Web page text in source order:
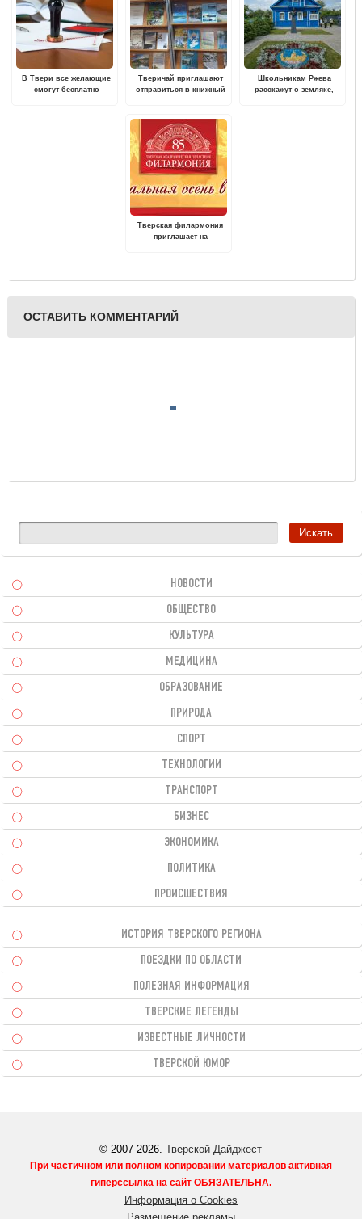
В Твери все желающие
смогут бесплатно
Тверичай приглашают
отправиться в книжный
Школьникам Ржева
расскажут о земляке,
Тверская филармония
приглашает на
ОСТАВИТЬ КОММЕНТАРИЙ
НОВОСТИ
ОБЩЕСТВО
КУЛЬТУРА
МЕДИЦИНА
ОБРАЗОВАНИЕ
ПРИРОДА
СПОРТ
ТЕХНОЛОГИИ
ТРАНСПОРТ
БИЗНЕС
ЭКОНОМИКА
ПОЛИТИКА
ПРОИСШЕСТВИЯ
ИСТОРИЯ ТВЕРСКОГО РЕГИОНА
ПОЕЗДКИ ПО ОБЛАСТИ
ПОЛЕЗНАЯ ИНФОРМАЦИЯ
ТВЕРСКИЕ ЛЕГЕНДЫ
ИЗВЕСТНЫЕ ЛИЧНОСТИ
ТВЕРСКОЙ ЮМОР
© 2007-2026.Тверской Дайджест
При частичном или полном копировании материалов активная
гиперссылка на сайт ОБЯЗАТЕЛЬНА.
Информация о Cookies